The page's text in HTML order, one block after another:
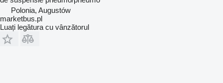
Polonia, Augustów
marketbus.pl
Luați legătura cu vânzătorul